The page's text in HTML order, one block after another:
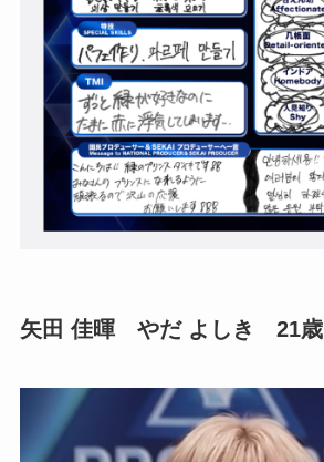
矢田 佳暉 やだ よしき 21歳